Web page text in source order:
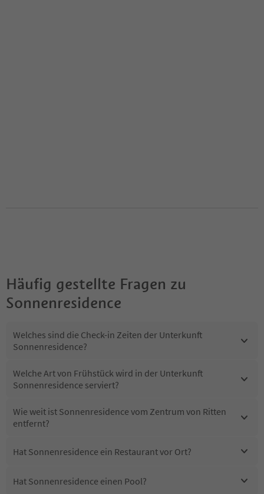
Häufig gestellte Fragen zu
Sonnenresidence
Welches sind die Check-in Zeiten der Unterkunft
Sonnenresidence?
Welche Art von Frühstück wird in der Unterkunft
Sonnenresidence serviert?
Wie weit ist Sonnenresidence vom Zentrum von Ritten
entfernt?
Hat Sonnenresidence ein Restaurant vor Ort?
Hat Sonnenresidence einen Pool?